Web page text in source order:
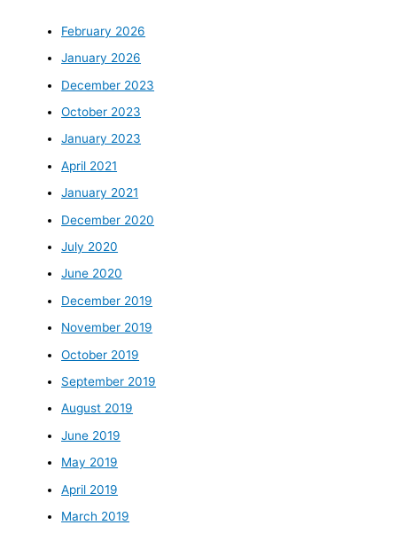
February 2026
January 2026
December 2023
October 2023
January 2023
April 2021
January 2021
December 2020
July 2020
June 2020
December 2019
November 2019
October 2019
September 2019
August 2019
June 2019
May 2019
April 2019
March 2019